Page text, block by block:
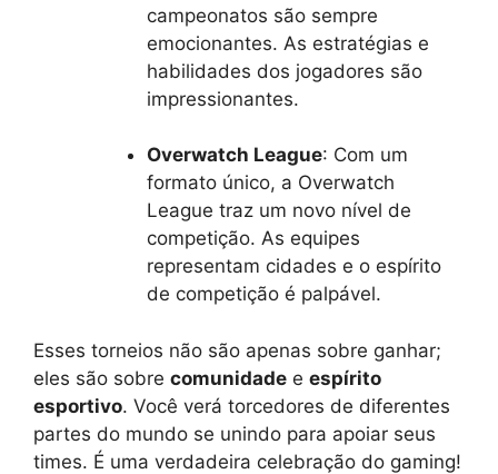
campeonatos são sempre
emocionantes. As estratégias e
habilidades dos jogadores são
impressionantes.
Overwatch League: Com um
formato único, a Overwatch
League traz um novo nível de
competição. As equipes
representam cidades e o espírito
de competição é palpável.
Esses torneios não são apenas sobre ganhar;
eles são sobre comunidade e espírito
esportivo. Você verá torcedores de diferentes
partes do mundo se unindo para apoiar seus
times. É uma verdadeira celebração do gaming!